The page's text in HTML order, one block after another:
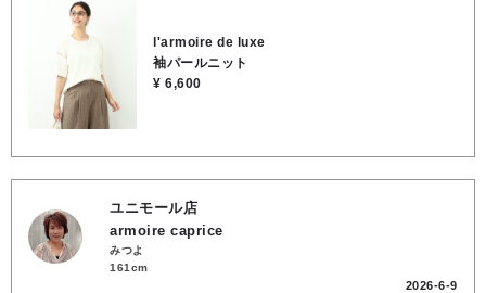
躍する優秀アイテムです😊 ご自宅でのお洗濯もOKです。 素材／アク
リル87％、ポリエステル13％
l'armoire de luxe
袖パールニット
¥ 6,600
ユニモール店
armoire caprice
みつよ
161cm
2026-6-9